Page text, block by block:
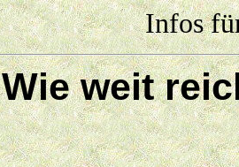
Infos
Wie weit